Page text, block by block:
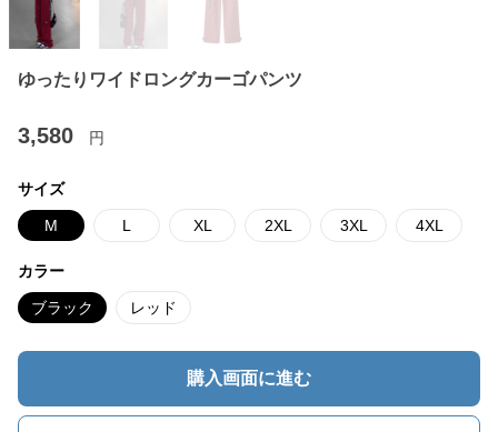
ゆったりワイドロングカーゴパンツ
3,580 円
サイズ
M L XL 2XL 3XL 4XL
カラー
ブラック レッド
購入画面に進む